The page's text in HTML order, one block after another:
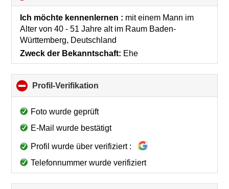
to
collapse
contents
Ich möchte kennenlernen : mit einem Mann im
Alter von 40 - 51 Jahre alt im Raum Baden-
Württemberg, Deutschland
Zweck der Bekanntschaft: Ehe
Profil-Verifikation
to
contents
Foto wurde geprüft
E-Mail wurde bestätigt
Profil wurde über verifiziert :
Telefonnummer wurde verifiziert